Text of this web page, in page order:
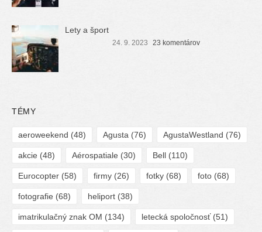
Lety a šport
24. 9. 2023 23 komentárov
TÉMY
aeroweekend (48) Agusta (76) AgustaWestland (76)
akcie (48) Aérospatiale (30) Bell(110)
Eurocopter (58) firmy(26) fotky(68) foto (68)
fotografie (68) heliport(38)
imatrikulačný znak OM (134) letecká spoločnosť(51)